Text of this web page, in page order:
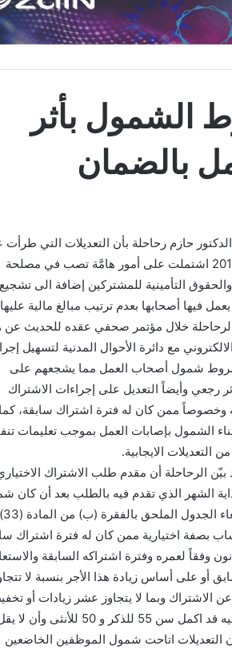
الشمول بأثر
بالضمان
حازم رحاحلة بأن التعديلات التي طرأت
نظام الشمول بتأمينات المؤسسة رقم (14) لسنة 2015 اشتملت على أمور هامَّة تصب في مصلحة
التأمينية للمشتركين إضافة الى تشجيع
فيها أصحابها بعدم ترتيب مبالغ مالية عليها
خلال مؤتمر صحفي عقده للحديث عن
مع دائرة الأحوال المدنية لتسهيل
شروط شمول أصحاب العمل مما يشجعهم على
رجعي وأيضاً التعديل على إجراءات الاشتراك
وخصوصاً ممن كان له فترة اشتراك سابقة،
الشمول بإصابات العمل بموجب تعليمات
الايجابية.
بيّن الرحاحلة أن مقدم طلب الاشتراك
الشهر الذي تقدم فيه بالطلب بعد أن كان
اعتباراً
بصفة اختيارية ممن كان له فترة اشتراك
وفقاً لعمره وفترة اشتراكه السابقة
الاشتراك وبما لا يتجاوز عشر زيادات أو
هذا الأجر لمرة واحدة شريطة أن لا يكون المؤمن عليه قد اكمل سن 55 للذكر و
بأن التعديلات اتاحت شمول الموظفين الخاضعين